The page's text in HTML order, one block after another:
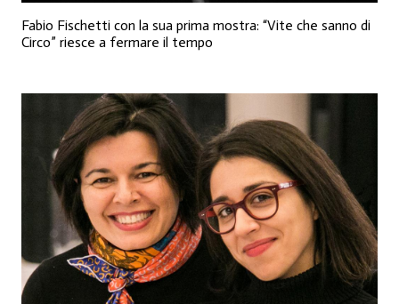
Fabio Fischetti con la sua prima mostra: “Vite che sanno di
Circo” riesce a fermare il tempo